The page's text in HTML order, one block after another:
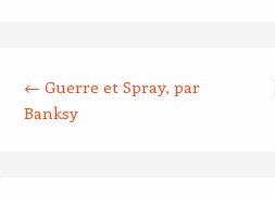
← Guerre et Spray, par
Banksy